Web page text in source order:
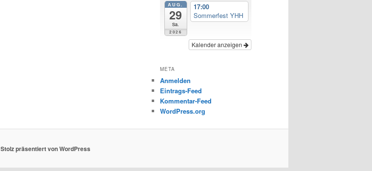
AUG.
29
Sa.
2026
17:00
Sommerfest YHH
Kalender anzeigen
META
Anmelden
Eintrags-Feed
Kommentar-Feed
WordPress.org
Stolz präsentiert von WordPress